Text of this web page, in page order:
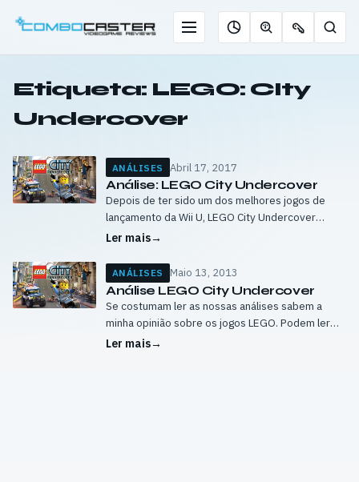
para
Menu
Roleta
de
Descobrir
IA
Ofertas
Etiqueta: LEGO: CIty
Undercover
ANÁLISES Abril 17, 2017
Análise: LEGO City Undercover
Depois de ter sido um dos melhores jogos de
lançamento da Wii U, LEGO City Undercover
chega agora às restantes consolas e PC. Podem
Ler mais→
ANÁLISES Maio 13, 2013
Análise LEGO City Undercover
Se costumam ler as nossas análises sabem a
minha opinião sobre os jogos LEGO. Podem ler
aliás a nossa análise ao LEGO City Undercover:
Ler mais→